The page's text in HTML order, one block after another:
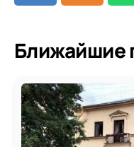
Ближайшие